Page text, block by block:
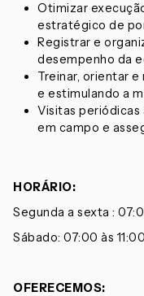
Otimizar
estratégico de
Registrar e
desempenho da
Treinar, orientar
e estimulando a
Visitas periódicas
em campo e
HORÁRIO:
Segunda a sexta :
Sábado: 07:00 às 11:00
OFERECEMOS: